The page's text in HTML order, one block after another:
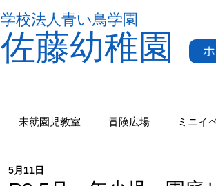
佐藤幼稚園
学校法人青い鳥学園
未就園児教室 冒険広場 ミニイ
5月11日